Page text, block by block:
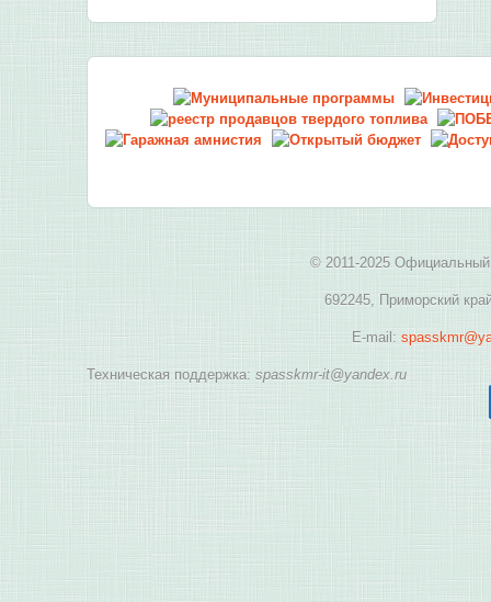
© 2011-2025 Официальный
692245, Приморский
E-mail:
Техническая поддержка: spasskmr-it@yandex.ru